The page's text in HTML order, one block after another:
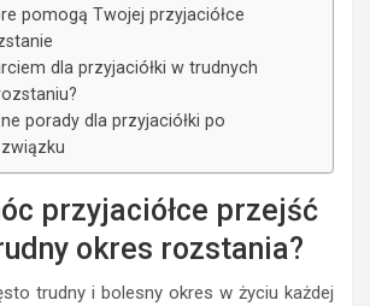
pomogą Twojej przyjaciółce
dla przyjaciółki w trudnych
porady dla przyjaciółki po
przyjaciółce przejść
okres rozstania?
trudny i bolesny okres w życiu każdej